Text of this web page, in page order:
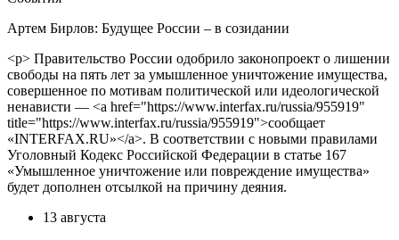
Артем Бирлов: Будущее России – в созидании
<p> Правительство России одобрило законопроект о лишении
свободы на пять лет за умышленное уничтожение имущества,
совершенное по мотивам политической или идеологической
ненависти — <a href="https://www.interfax.ru/russia/955919"
title="https://www.interfax.ru/russia/955919">сообщает
«INTERFAX.RU»</a>. В соответствии с новыми правилами
Уголовный Кодекс Российской Федерации в статье 167
«Умышленное уничтожение или повреждение имущества»
будет дополнен отсылкой на причину деяния.
13 августа